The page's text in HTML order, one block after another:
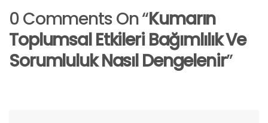
0 Comments On “Kumarın
Toplumsal Etkileri Bağımlılık Ve
Sorumluluk Nasıl Dengelenir”